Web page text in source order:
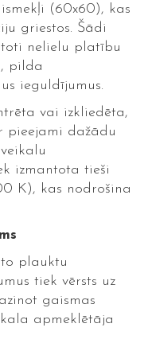
(60x60), kas
griestos. Šādi
nelielu platību
pilda
ieguldījumus.
vai izkliedēta,
pieejami dažādu
izmantota tieši
K), kas nodrošina
plauktu
tiek vērsts uz
gaismas
apmeklētāja